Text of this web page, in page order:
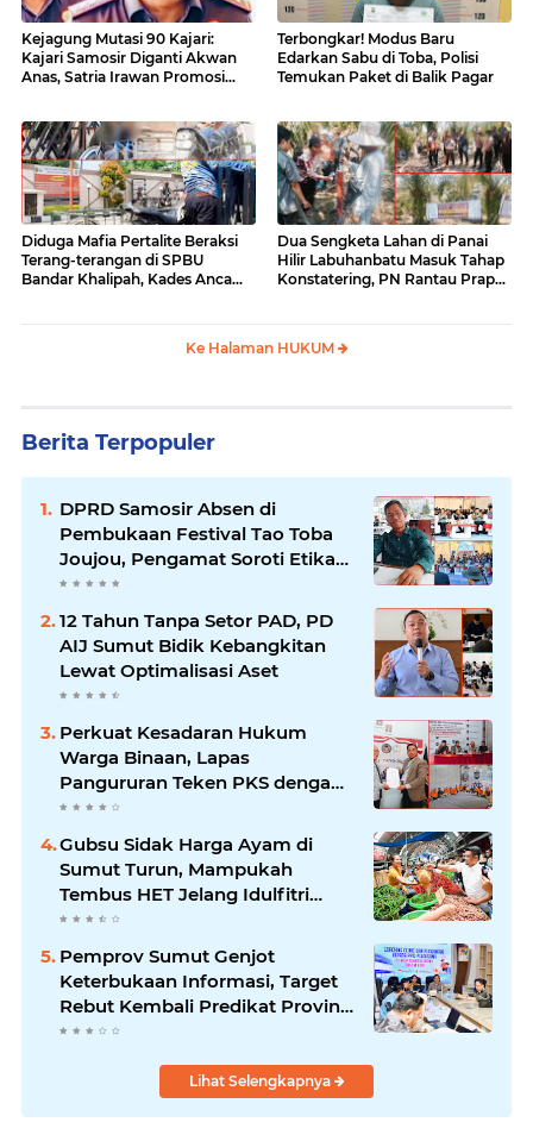
Kejagung Mutasi 90 Kajari:
Kajari Samosir Diganti Akwan
Anas, Satria Irawan Promosi
Terbongkar! Modus Baru
Edarkan Sabu di Toba, Polisi
Temukan Paket di Balik Pagar
Diduga Mafia Pertalite Beraksi
Terang-terangan di SPBU
Bandar Khalipah, Kades Ancam
Dua Sengketa Lahan di Panai
Hilir Labuhanbatu Masuk Tahap
Konstatering, PN Rantau Prapat
Ke Halaman HUKUM
Berita Terpopuler
DPRD Samosir Absen di
Pembukaan Festival Tao Toba
Joujou, Pengamat Soroti Etika
Birokrasi Pemkab
12 Tahun Tanpa Setor PAD, PD
AIJ Sumut Bidik Kebangkitan
Lewat Optimalisasi Aset
Perkuat Kesadaran Hukum
Warga Binaan, Lapas
Pangururan Teken PKS dengan
LBH Robert Imbang Tamba
Gubsu Sidak Harga Ayam di
Sumut Turun, Mampukah
Tembus HET Jelang Idulfitri
2026?
Pemprov Sumut Genjot
Keterbukaan Informasi, Target
Rebut Kembali Predikat Provinsi
Informatif
Lihat Selengkapnya